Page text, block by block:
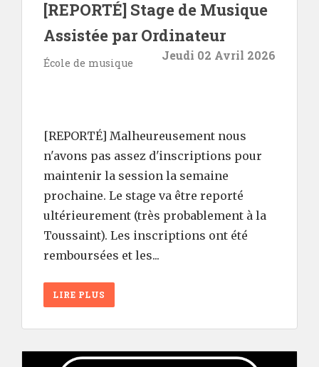
[REPORTÉ] Stage de Musique
Assistée par Ordinateur
École de musique
Jeudi 02 Avril 2026
[REPORTÉ] Malheureusement nous
n'avons pas assez d'inscriptions pour
maintenir la session la semaine
prochaine. Le stage va être reporté
ultérieurement (très probablement à la
Toussaint). Les inscriptions ont été
remboursées et les...
LIRE PLUS